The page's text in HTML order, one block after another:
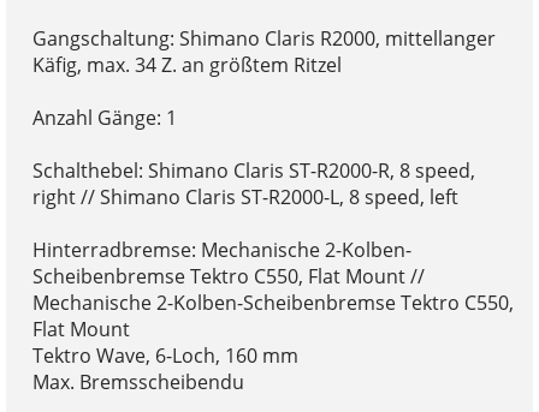
Gangschaltung: Shimano Claris R2000, mittellanger
Käfig, max. 34 Z. an größtem Ritzel
Anzahl Gänge: 1
Schalthebel: Shimano Claris ST-R2000-R, 8 speed,
right // Shimano Claris ST-R2000-L, 8 speed, left
Hinterradbremse: Mechanische 2-Kolben-
Scheibenbremse Tektro C550, Flat Mount //
Mechanische 2-Kolben-Scheibenbremse Tektro C550,
Flat Mount
Tektro Wave, 6-Loch, 160 mm
Max. Bremsscheibendu